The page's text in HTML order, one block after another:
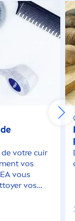
votre cuir
ment vos
vous
vos